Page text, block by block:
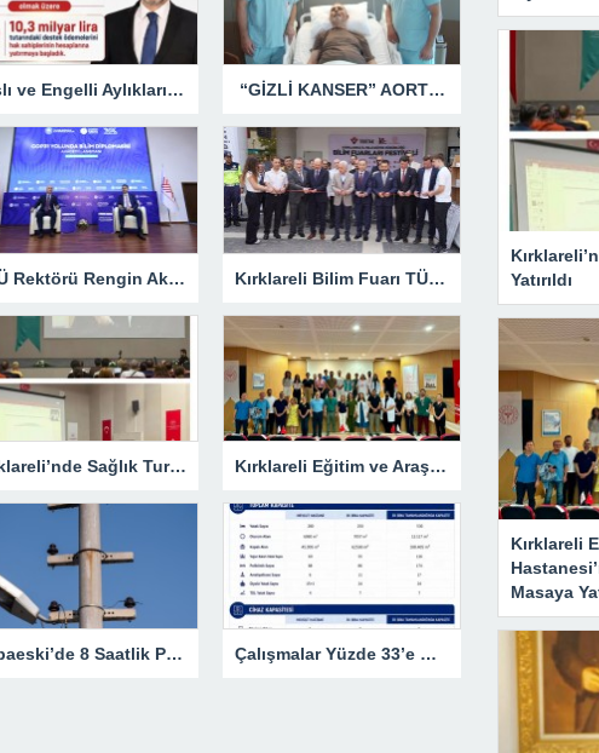
Yaşlı ve Engelli Aylıkları Hesaplara Yatırılmaya Başlandı “GİZLİ KANSER” AORT ANEVRİZMASI KAPALI YÖNTEMLE TEDAVİ EDİLDİ
KLÜ Rektörü Rengin Ak, COP31 Akademi Lansmanına Katıldı Kırklareli Bilim Fuarı TÜBİTAK’ın Resmî Sayfasında
Kırklareli’nde Sağlık Turizmi Masaya Yatırıldı Kırklareli Eğitim ve Araştırma Hastanesi’nde Eğitim Planlaması Masaya Yatırıldı
Babaeski’de 8 Saatlik Planlı Elektrik Kesintisi Çalışmalar Yüzde 33’e Ulaştı
Yatırıldı
Kırklareli
Masaya